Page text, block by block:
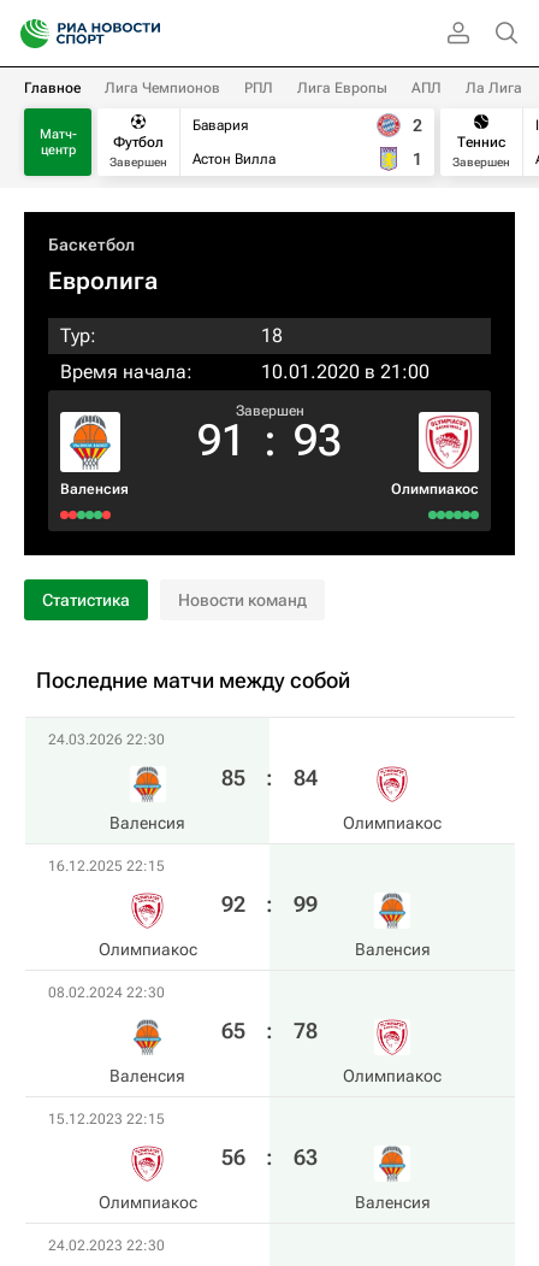
Главное Лига Чемпионов РПЛ Лига Европы АПЛ Ла Лига
Матч-
центр
Футбол
Завершен
Бавария
Астон Вилла
2
1
Теннис
Завершен
Баскетбол
Евролига
Тур:
18
Время начала:
10.01.2020 в 21:00
Валенсия
Завершен
91 : 93
Олимпиакос
Статистика Новости команд
Последние матчи между собой
24.03.2026 22:30
Валенсия
85 : 84
Олимпиакос
16.12.2025 22:15
Олимпиакос
92 : 99
Валенсия
08.02.2024 22:30
Валенсия
65 : 78
Олимпиакос
15.12.2023 22:15
Олимпиакос
56 : 63
Валенсия
24.02.2023 22:30